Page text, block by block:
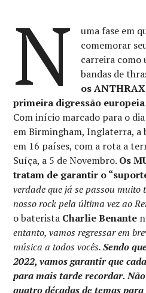
N
uma fase em
comemorar
carreira como
bandas de
os
primeira digressão europeia
Com início marcado para o
em Birmingham, Inglaterra, a
em 16 países, com a rota a
Suíça, a 5 de Novembro. Os
tratam de garantir o
verdade que já se passou muito
nosso rock pela última vez ao
o baterista Charlie Benante
entanto, vamos regressar em
música a todos vocês.Sendo
2022, vamos garantir que
para mais tarde recordar.
quatro décadas de temas